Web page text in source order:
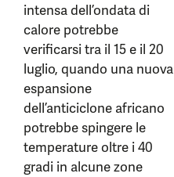
intensa dell’ondata di
calore potrebbe
verificarsi tra il 15 e il 20
luglio, quando una nuova
espansione
dell’anticiclone africano
potrebbe spingere le
temperature oltre i 40
gradi in alcune zone